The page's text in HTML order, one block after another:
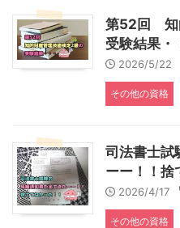
第52回 知
受験結果・
2026/5/22
その他の資格
司法書士試
ーー！！捨
2026/4/17
その他の資格